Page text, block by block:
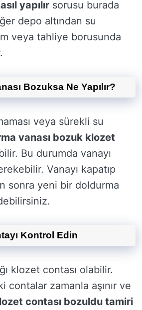
yapılır sorusu burada
depo altından su
veya tahliye borusunda
Bozuksa Ne Yapılır?
veya sürekli su
vanası bozuk klozet
Bu durumda vanayı
Vanayı kapatıp
sonra yeni bir doldurma
Kontrol Edin
klozet contası olabilir.
contalar zamanla aşınır ve
contası bozuldu tamiri